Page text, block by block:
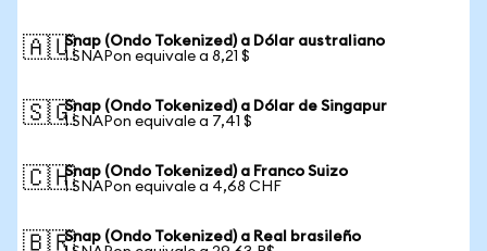
🇦🇺Snap (Ondo Tokenized) a Dólar australiano
1 SNAPon equivale a 8,21 $
🇸🇬Snap (Ondo Tokenized) a Dólar de Singapur
1 SNAPon equivale a 7,41 $
🇨🇭Snap (Ondo Tokenized) a Franco Suizo
1 SNAPon equivale a 4,68 CHF
🇧🇷Snap (Ondo Tokenized) a Real brasileño